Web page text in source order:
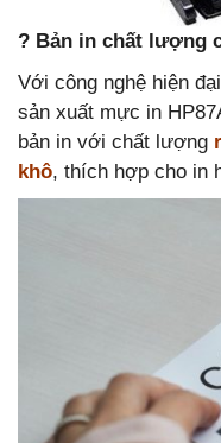
? Bản in chất lượng
Với công nghệ hiện
sản xuất mực in
bản in với chất lượng
khô, thích hợp cho in